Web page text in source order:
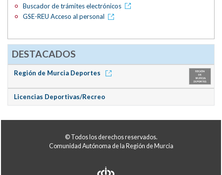
Buscador de trámites electrónicos
GSE-REU Acceso al personal
DESTACADOS
Región de Murcia Deportes
Licencias Deportivas/Recreo
© Todos los derechos reservados.
Comunidad Autónoma de la Región de Murcia